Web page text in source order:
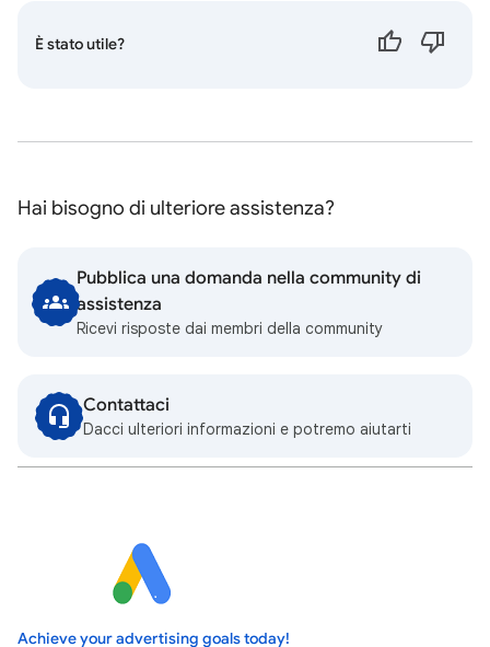
È stato utile?
Hai bisogno di ulteriore assistenza?
Pubblica una domanda nella community di
assistenza
Ricevi risposte dai membri della community
Contattaci
Dacci ulteriori informazioni e potremo aiutarti
Achieve your advertising goals today!